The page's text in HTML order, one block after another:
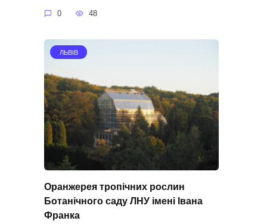
0 48
ЛЬВІВ
Оранжерея тропічних рослин
Ботанічного саду ЛНУ імені Івана
Франка